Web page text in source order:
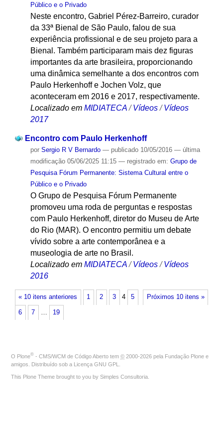
Público e o Privado
Neste encontro, Gabriel Pérez-Barreiro, curador
da 33ª Bienal de São Paulo, falou de sua
experiência profissional e de seu projeto para a
Bienal. Também participaram mais dez figuras
importantes da arte brasileira, proporcionando
uma dinâmica semelhante a dos encontros com
Paulo Herkenhoff e Jochen Volz, que
aconteceram em 2016 e 2017, respectivamente.
Localizado em MIDIATECA /Vídeos /Vídeos
2017
Encontro com Paulo Herkenhoff
por Sergio R V Bernardo — publicado10/05/2016 — última
modificação05/06/2025 11:15 — registrado em: Grupo de
Pesquisa Fórum Permanente: Sistema Cultural entre o
Público e o Privado
O Grupo de Pesquisa Fórum Permanente
promoveu uma roda de perguntas e respostas
com Paulo Herkenhoff, diretor do Museu de Arte
do Rio (MAR). O encontro permitiu um debate
vívido sobre a arte contemporânea e a
museologia de arte no Brasil.
Localizado em MIDIATECA /Vídeos /Vídeos
2016
« 10 itens anteriores Próximos 10 itens »
1 2 3 4 5
6 7 … 19
O Plone® - CMS/WCM de Código Aberto tem © 2000-2026 pela Fundação Plone e
amigos. Distribuído sob a Licença GNU GPL
This Plone Theme brought to you by Simples Consultoria